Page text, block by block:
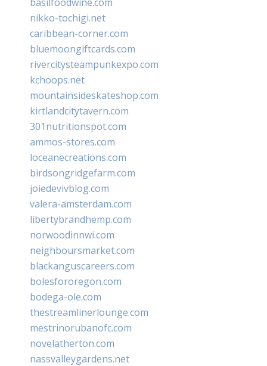
nikko-tochigi.net
caribbean-corner.com
bluemoongiftcards.com
rivercitysteampunkexpo.com
kchoops.net
mountainsideskateshop.com
kirtlandcitytavern.com
301nutritionspot.com
ammos-stores.com
loceanecreations.com
birdsongridgefarm.com
joiedevivblog.com
valera-amsterdam.com
libertybrandhemp.com
norwoodinnwi.com
neighboursmarket.com
blackanguscareers.com
bolesfororegon.com
bodega-ole.com
thestreamlinerlounge.com
mestrinorubanofc.com
novelatherton.com
nassvalleygardens.net